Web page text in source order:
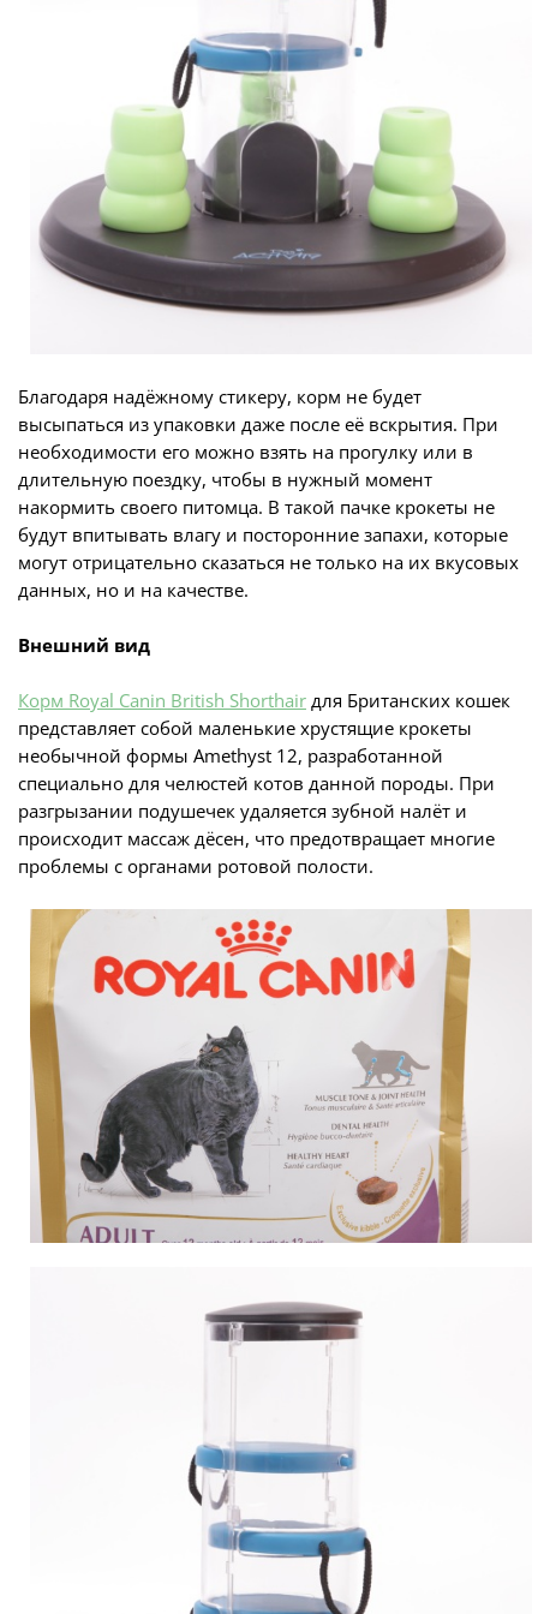
Благодаря надёжному стикеру, корм не будет
высыпаться из упаковки даже после её вскрытия. При
необходимости его можно взять на прогулку или в
длительную поездку, чтобы в нужный момент
накормить своего питомца. В такой пачке крокеты не
будут впитывать влагу и посторонние запахи, которые
могут отрицательно сказаться не только на их вкусовых
данных, но и на качестве.
Внешний вид
Корм Royal Canin British Shorthairдля Британских кошек
представляет собой маленькие хрустящие крокеты
необычной формы Amethyst 12, разработанной
специально для челюстей котов данной породы. При
разгрызании подушечек удаляется зубной налёт и
происходит массаж дёсен, что предотвращает многие
проблемы с органами ротовой полости.